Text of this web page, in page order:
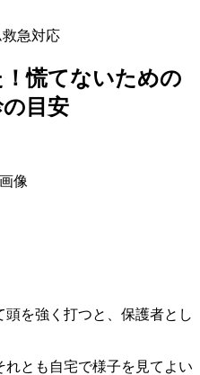
救急対応
慌てないための
目安
を強く打つと、保護者とし
とも自宅で様子を見てよい